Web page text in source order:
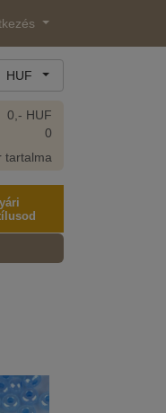
HUF
0,- HUF
0
tartalma